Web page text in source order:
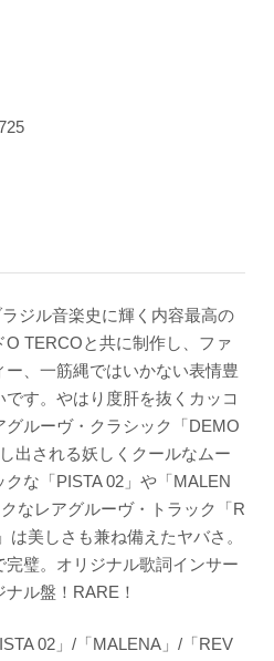
ジル音楽史に輝く内容最高の
TERCOと共に制作し、ファ
、一筋縄ではいかない表情豊
す。やはり度肝を抜くカッコ
グルーヴ・クラシック「DEMO
出される妖しくクールなムー
な「PISTA 02」や「MALEN
なレアグルーヴ・トラック「R
美しさも兼ね備えたヤバさ。
璧。オリジナル歌詞インサー
ル盤！RARE！
02」/「MALENA」/「REV